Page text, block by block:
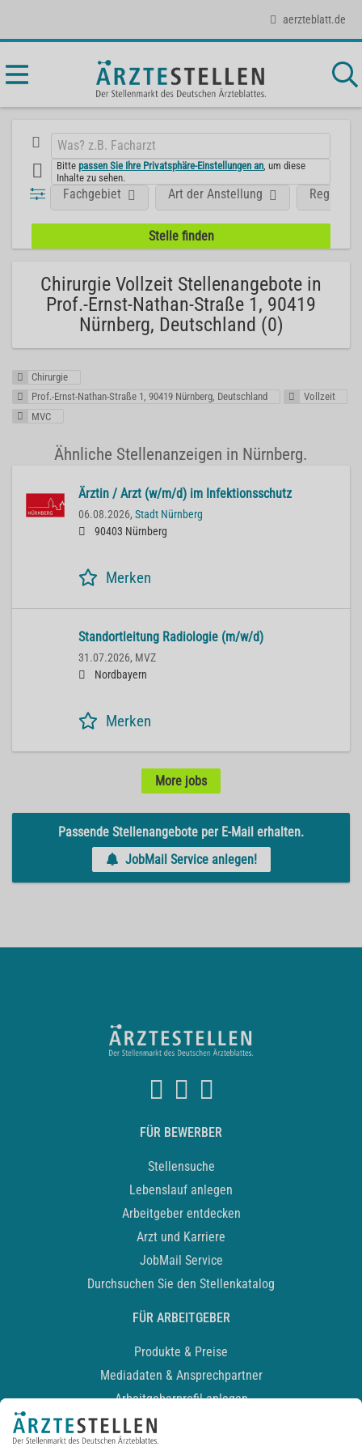
aerzteblatt.de
Bittepassen Sie Ihre Privatsphäre-Einstellungen an , um diese
Inhalte zu sehen.
Fachgebiet Art der Anstellung Region
Chirurgie Vollzeit Stellenangebote in
Prof.-Ernst-Nathan-Straße 1, 90419
Nürnberg, Deutschland (0)
Chirurgie
Prof.-Ernst-Nathan-Straße 1, 90419 Nürnberg, Deutschland
Vollzeit
MVC
Ähnliche Stellenanzeigen in Nürnberg.
Ärztin / Arzt (w/m/d) im Infektionsschutz
06.08.2026, Stadt Nürnberg
90403 Nürnberg
Merken
Standortleitung Radiologie (m/w/d)
31.07.2026, MVZ
Nordbayern
Merken
More jobs
Passende Stellenangebote per E-Mail erhalten.
JobMail Service anlegen!
FÜR BEWERBER
Stellensuche
Lebenslauf anlegen
Arbeitgeber entdecken
Arzt und Karriere
JobMail Service
Durchsuchen Sie den Stellenkatalog
FÜR ARBEITGEBER
Produkte & Preise
Mediadaten & Ansprechpartner
Arbeitgeberprofil anlegen
Recruiting-Podcast